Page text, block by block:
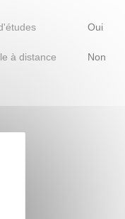
Oui
à distance Non